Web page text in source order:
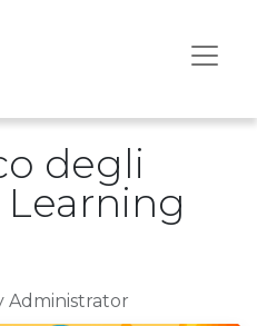
degli
Administrator